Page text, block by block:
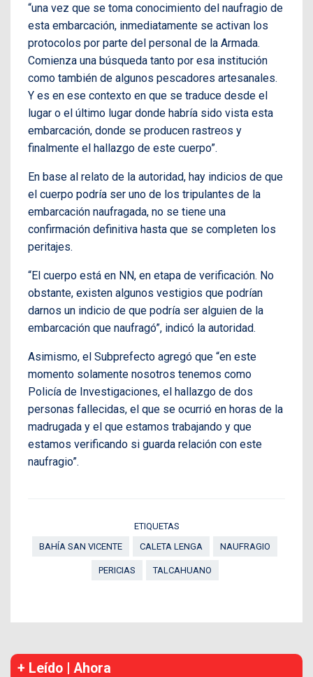
“una vez que se toma conocimiento del naufragio de
esta embarcación, inmediatamente se activan los
protocolos por parte del personal de la Armada.
Comienza una búsqueda tanto por esa institución
como también de algunos pescadores artesanales.
Y es en ese contexto en que se traduce desde el
lugar o el último lugar donde habría sido vista esta
embarcación, donde se producen rastreos y
finalmente el hallazgo de este cuerpo”.
En base al relato de la autoridad, hay indicios de que
el cuerpo podría ser uno de los tripulantes de la
embarcación naufragada, no se tiene una
confirmación definitiva hasta que se completen los
peritajes.
“El cuerpo está en NN, en etapa de verificación. No
obstante, existen algunos vestigios que podrían
darnos un indicio de que podría ser alguien de la
embarcación que naufragó”, indicó la autoridad.
Asimismo, el Subprefecto agregó que “en este
momento solamente nosotros tenemos como
Policía de Investigaciones, el hallazgo de dos
personas fallecidas, el que se ocurrió en horas de la
madrugada y el que estamos trabajando y que
estamos verificando si guarda relación con este
naufragio”.
ETIQUETAS
BAHÍA SAN VICENTE
CALETA LENGA NAUFRAGIO
PERICIAS TALCAHUANO
+ Leído | Ahora